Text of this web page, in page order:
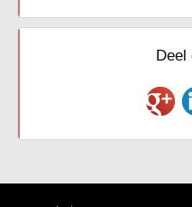
Deel